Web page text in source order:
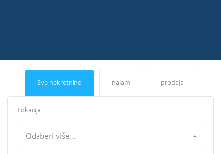
Sve nekretnine najam prodaja
Lokacija
Odaberi više...